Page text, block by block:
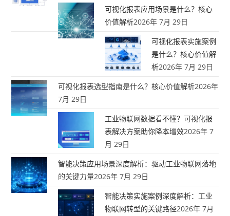
可视化报表应用场景是什么？核心
价值解析2026年 7月 29日
可视化报表实施案例
是什么？核心价值解
析2026年 7月 29日
可视化报表选型指南是什么？核心价值解析2026年
7月 29日
工业物联网数据看不懂？可视化报
表解决方案助你降本增效2026年 7
月 29日
智能决策应用场景深度解析：驱动工业物联网落地
的关键力量2026年 7月 29日
智能决策实施案例深度解析：工业
物联网转型的关键路径2026年 7月